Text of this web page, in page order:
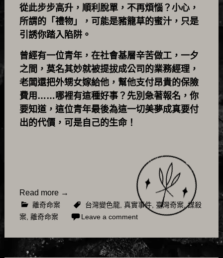
從此步步高升，順利脫單，不再煩惱？小心，
所謂的「禮物」，可能是豬籠草的蜜汁，只是
引誘你踏入陷阱。
曾經有一位青年，在社會基層辛苦做工，一夕
之間，莫名其妙就被提拔成公司的業務經理，
老闆還把外甥女嫁給他，幫他支付昂貴的保險
費用……哪裡有這種好事？先別急著報名，你
要知道，這位青年最後為這一切美夢成真要付
出的代價，可是自己的生命！
Read more →
離奇命案 台灣變色龍, 真實事件, 臺灣奇案,謀殺
案, 離奇命案 Leave a comment